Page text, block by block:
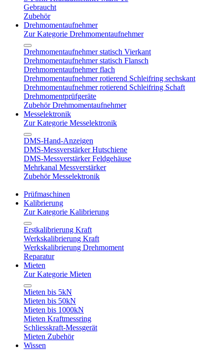
Gebraucht
Zubehör
Drehmomentaufnehmer
Zur Kategorie Drehmomentaufnehmer
Drehmomentaufnehmer statisch Vierkant
Drehmomentaufnehmer statisch Flansch
Drehmomentaufnehmer flach
Drehmomentaufnehmer rotierend Schleifring sechskant
Drehmomentaufnehmer rotierend Schleifring Schaft
Drehmomentprüfgeräte
Zubehör Drehmomentaufnehmer
Messelektronik
Zur Kategorie Messelektronik
DMS-Hand-Anzeigen
DMS-Messverstärker Hutschiene
DMS-Messverstärker Feldgehäuse
Mehrkanal Messverstärker
Zubehör Messelektronik
Prüfmaschinen
Kalibrierung
Zur Kategorie Kalibrierung
Erstkalibrierung Kraft
Werkskalibrierung Kraft
Werkskalibrierung Drehmoment
Reparatur
Mieten
Zur Kategorie Mieten
Mieten bis 5kN
Mieten bis 50kN
Mieten bis 1000kN
Mieten Kraftmessring
Schliesskraft-Messgerät
Mieten Zubehör
Wissen